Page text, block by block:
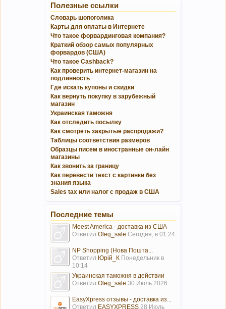
Полезные ссылки
Словарь шопоголика
Карты для оплаты в Интернете
Что такое форвардинговая компания?
Краткий обзор самых популярных
форвардов (США)
Что такое Cashback?
Как проверить интернет-магазин на
подлинность
Где искать купоны и скидки
Как вернуть покупку в зарубежный
магазин
Украинская таможня
Как отследить посылку
Как смотреть закрытые распродажи?
Таблицы соответствия размеров
Образцы писем в иностранные он-лайн
магазины
Как звонить за границу
Как перевести текст с картинки без
знания языка
Sales tax или налог с продаж в США
Последние темы
Meest America - доставка из США
Ответил Oleg_sale Сегодня, в 01:24
NP Shopping (Нова Пошта...
Ответил Юрій_К Понедельник в
10:14
Украинская таможня в действии
Ответил Oleg_sale 30 Июль 2026
EasyXpress отзывы - доставка из...
Ответил EASYXPRESS 28 Июль